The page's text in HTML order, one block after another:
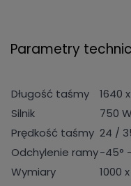
Parametry
Długość taśmy
1640
Silnik
750
Prędkość taśmy 24 /
Odchylenie ramy-45°
Wymiary
1000